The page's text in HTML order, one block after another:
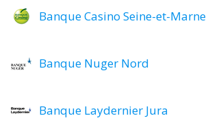
Banque Casino Seine-et-Marne
Banque Nuger Nord
Banque Laydernier Jura